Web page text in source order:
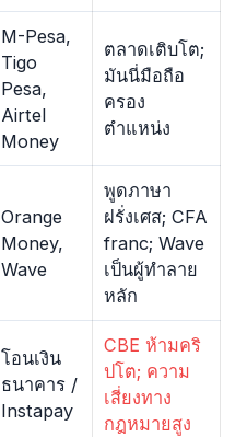
M-Pesa,
Tigo
Pesa,
Airtel
Money
ตลาดเติบโต;
มันนี่มือถือ
ครอง
ตำแหน่ง
Orange
Money,
Wave
พูดภาษา
ฝรั่งเศส; CFA
franc; Wave
เป็นผู้ทำลาย
หลัก
โอนเงิน
ธนาคาร /
Instapay
CBE ห้ามคริ
ปโต; ความ
เสี่ยงทาง
กฎหมายสูง